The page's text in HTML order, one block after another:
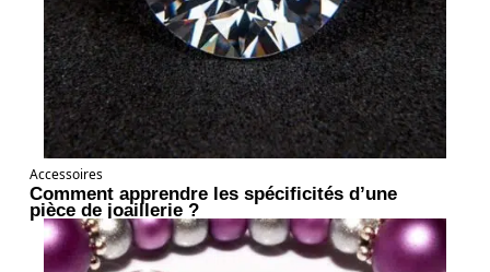
Accessoires
Comment apprendre les spécificités d’une
pièce de joaillerie ?